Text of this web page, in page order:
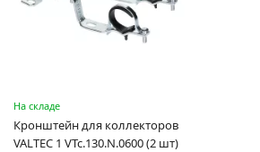
На складе
Кронштейн для коллекторов
VALTEC 1 VTc.130.N.0600 (2 шт)